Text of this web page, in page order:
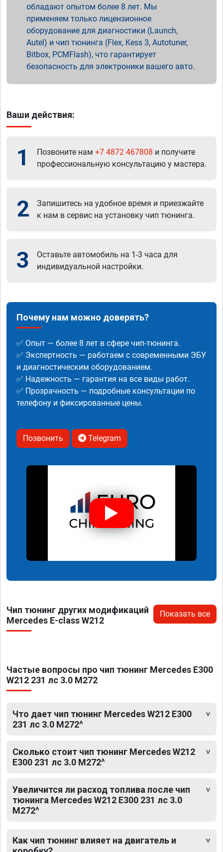
обладают опытом более 8 лет. Мы
применяем только лицензионное
оборудование для диагностики (Launch,
Autel) и чип тюнинга (Flex, Kess 3, Autotuner,
Bitbox, PCMFlash), что гарантирует
безопасность для электроники вашего авто.
Ваши действия:
1 Позвоните нам +7 4872 467808 и получите
профессиональную консультацию у мастера.
2
Запишитесь на удобное время и приезжайте
к нам в сервис на установку чип тюнинга.
3
Оставьте автомобиль на 1-3 часа для
индивидуальной настройки.
Почему нам можно доверять?
✅ Опыт — более 8 лет в сфере чип-тюнинга.
✅ Экспертность — работаем с современными ЭБУ
и диагностическим оборудованием.
✅ Надежность — гарантия на все виды работ.
✅ Прозрачность — подробные консультации по
телефону и фиксированные цены.
Позвонить Telegram
Чип тюнинг других модификаций
Mercedes E-class W212
Показать все
Частые вопросы про чип тюнинг Mercedes E300
W212 231 лс 3.0 M272
Что дает чип тюнинг Mercedes W212 E300
231 лс 3.0 M272^
Сколько стоит чип тюнинг Mercedes W212
E300 231 лс 3.0 M272^
Увеличится ли расход топлива после чип
тюнинга Mercedes W212 E300 231 лс 3.0
M272^
Как чип тюнинг влияет на двигатель и